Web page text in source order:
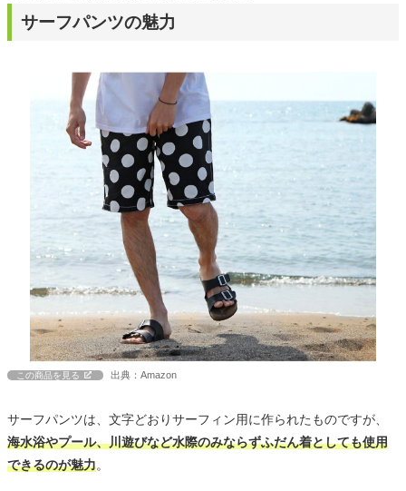
サーフパンツの魅力
この商品を見る 出典：Amazon
サーフパンツは、文字どおりサーフィン用に作られたものですが、
海水浴やプール、川遊びなど水際のみならずふだん着としても使用
できるのが魅力。